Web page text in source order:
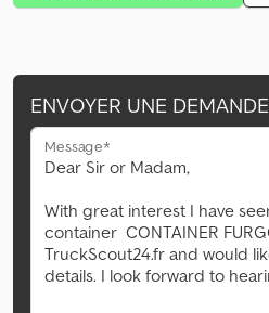
ENVOYER UNE DEMANDE
Message*